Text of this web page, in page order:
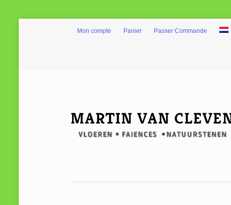
Mon compte Panier Passer Commande